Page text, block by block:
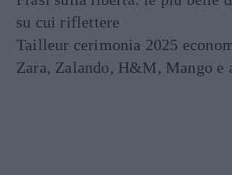
su cui riflettere
Tailleur cerimonia 2025
Zara, Zalando, H&M, Mango e